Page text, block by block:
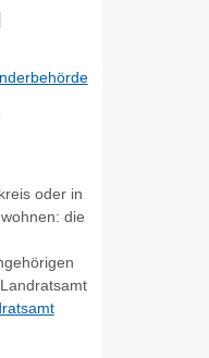
oder in
die